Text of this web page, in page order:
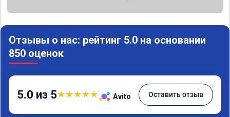
Отзывы о нас: рейтинг 5.0 на основании
850 оценок
5.0 из 5★★★★★ Avito Оставить отзыв